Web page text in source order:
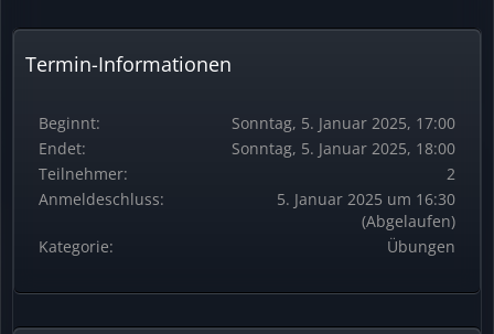
Termin-Informationen
Beginnt
Sonntag, 5. Januar 2025, 17:00
Endet
Sonntag, 5. Januar 2025, 18:00
Teilnehmer
2
Anmeldeschluss
5. Januar 2025 um 16:30
(Abgelaufen)
Kategorie
Übungen